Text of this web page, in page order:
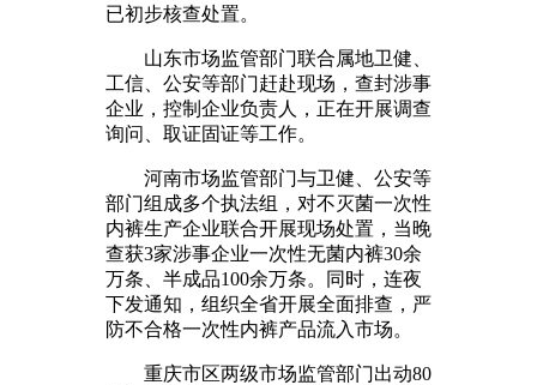
已初步核查处置。
山东市场监管部门联合属地卫健、
工信、公安等部门赶赴现场，查封涉事
企业，控制企业负责人，正在开展调查
询问、取证固证等工作。
河南市场监管部门与卫健、公安等
部门组成多个执法组，对不灭菌一次性
内裤生产企业联合开展现场处置，当晚
查获3家涉事企业一次性无菌内裤30余
万条、半成品100余万条。同时，连夜
下发通知，组织全省开展全面排查，严
防不合格一次性内裤产品流入市场。
重庆市区两级市场监管部门出动80